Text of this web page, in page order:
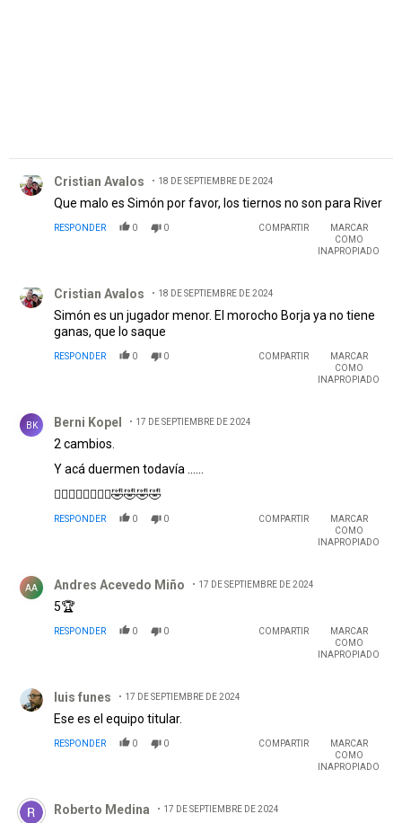
Cristian Avalos 18 DE SEPTIEMBRE DE 2024
Que malo es Simón por favor, los tiernos no son para River
RESPONDER 0 0 COMPARTIR
MARCAR
COMO
INAPROPIADO
Cristian Avalos 18 DE SEPTIEMBRE DE 2024
Simón es un jugador menor. El morocho Borja ya no tiene
ganas, que lo saque
RESPONDER 0 0 COMPARTIR
MARCAR
COMO
INAPROPIADO
BK Berni Kopel 17 DE SEPTIEMBRE DE 2024
2 cambios.
Y acá duermen todavía ......
🤦‍♂️🤦‍♂️🤦‍♂️🤦‍♂️🤣🤣🤣🤣
RESPONDER 0 0 COMPARTIR
MARCAR
COMO
INAPROPIADO
AA Andres Acevedo Miño 17 DE SEPTIEMBRE DE 2024
5🏆
RESPONDER 0 0 COMPARTIR
MARCAR
COMO
INAPROPIADO
luis funes 17 DE SEPTIEMBRE DE 2024
Ese es el equipo titular.
RESPONDER 0 0 COMPARTIR
MARCAR
COMO
INAPROPIADO
Comentario de Roberto Medina.
Roberto Medina 17 DE SEPTIEMBRE DE 2024